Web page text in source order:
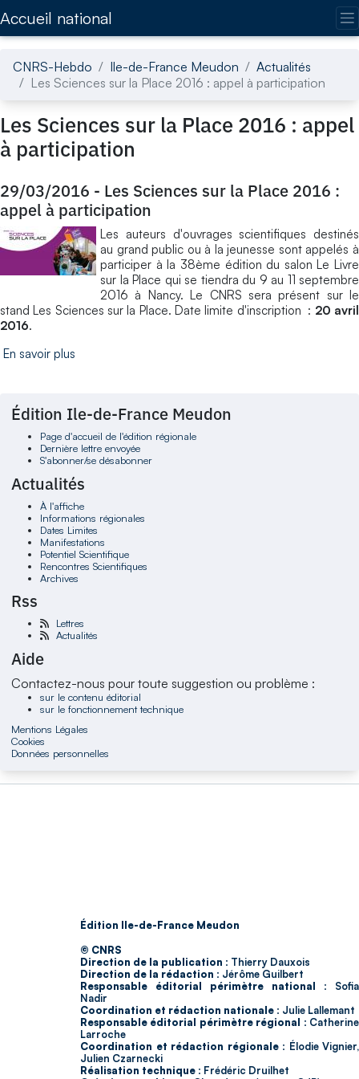
Accueil national
CNRS-Hebdo Ile-de-France Meudon
Actualités
Les Sciences sur la Place 2016 : appel à participation
Les Sciences sur la Place 2016 : appel
à participation
29/03/2016 - Les Sciences sur la Place 2016 :
appel à participation
Les auteurs d'ouvrages scientifiques destinés
au grand public ou à la jeunesse sont appelés à
participer à la 38ème édition du salon Le Livre
sur la Place qui se tiendra du 9 au 11 septembre
2016 à Nancy. Le CNRS sera présent sur le
stand Les Sciences sur la Place. Date limite d'inscription : 20 avril
2016.
En savoir plus
Édition Ile-de-France Meudon
Page d'accueil de l'édition régionale
Dernière lettre envoyée
S'abonner/se désabonner
Actualités
À l'affiche
Informations régionales
Dates Limites
Manifestations
Potentiel Scientifique
Rencontres Scientifiques
Archives
Rss
Lettres
Actualités
Aide
Contactez-nous pour toute suggestion ou problème :
sur le contenu éditorial
sur le fonctionnement technique
Mentions Légales
Cookies
Données personnelles
Édition Ile-de-France Meudon
© CNRS
Direction de la publication : Thierry Dauxois
Direction de la rédaction : Jérôme Guilbert
Responsable éditorial périmètre national : Sofia
Nadir
Coordination et rédaction nationale : Julie Lallemant
Responsable éditorial périmètre régional : Catherine
Larroche
Coordination et rédaction régionale : Élodie Vignier,
Julien Czarnecki
Réalisation technique : Frédéric Druilhet